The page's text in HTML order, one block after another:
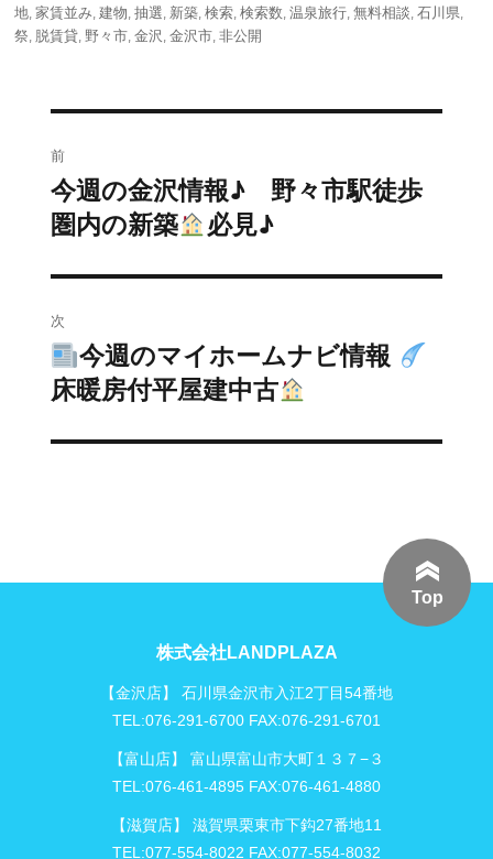
地,家賃並み,建物,抽選, 新築,検索,検索数,温泉旅行,無料相談,石川県,
祭, 脱賃貸, 野々市,金沢,金沢市,非公開
稿
ナ
ビ
ゲ
ー
シ
前
前
の
稿:
今週の金沢情報♪ 野々市駅徒歩
圏内の新築
必見♪
次
次
の
稿:
今週のマイホームナビ情報
床暖房付平屋建中古
Top
株式会社LANDPLAZA
【金沢店】 石川県金沢市入江2丁目54番地
TEL:076-291-6700 FAX:076-291-6701
【富山店】 富山県富山市大町１３７−３
TEL:076-461-4895 FAX:076-461-4880
【滋賀店】 滋賀県栗東市下鈎27番地11
TEL:077-554-8022 FAX:077-554-8032